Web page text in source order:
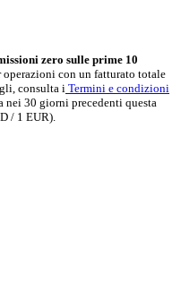
zero sulle prime 10
operazioni con un fatturato totale
consulta i Termini e condizioni
nei 30 giorni precedenti questa
/ 1 EUR).